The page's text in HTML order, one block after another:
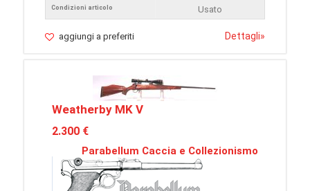
Condizioni articolo
Usato
aggiungi a preferiti Dettagli»
Weatherby MK V
2.300 €
Parabellum Caccia e Collezionismo